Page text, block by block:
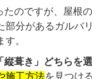
のですが、屋根
分があるガルバ
。
縦葺き」どちらを
施工方法を見つけ